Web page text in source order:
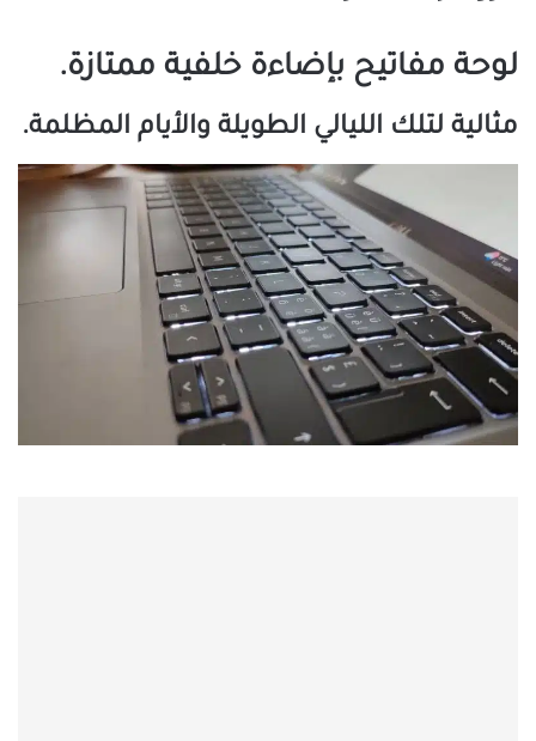
لوحة مفاتيح بإضاءة خلفية ممتازة.
مثالية لتلك الليالي الطويلة والأيام المظلمة.